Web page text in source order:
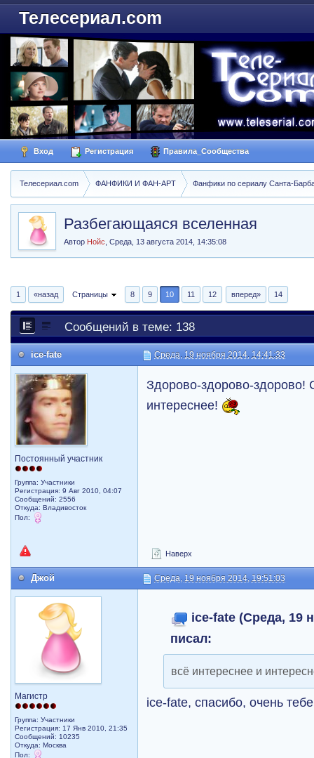
Телесериал.com
Вход Регистрация Правила_Сообщества
Телесериал.com ФАНФИКИ И ФАН-АРТ Фанфики по сериалу Санта-
Разбегающаяся вселенная
Автор Нойс ,Среда, 13 августа 2014, 14:35:08
1 «назад Страницы 8 9 10 11 12 вперед» 14
Сообщений в теме: 138
ice-fate Среда, 19 ноября 2014, 14:41:33
Постоянный участник
Группа: Участники
Регистрация: 9 Авг 2010, 04:07
Сообщений: 2556
Откуда: Владивосток
Пол:
Здорово-здорово-здорово!
интереснее!
Наверх
Джой Среда, 19 ноября 2014, 19:51:03
Магистр
Группа: Участники
Регистрация: 17 Янв 2010, 21:35
Сообщений: 10235
Откуда: Москва
Пол:
ice-fate (Среда, 19
писал:
всё интереснее и
ice-fate, cпасибо, очень